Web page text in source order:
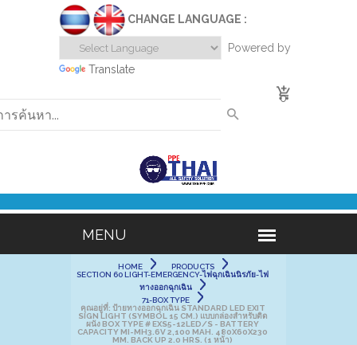
CHANGE LANGUAGE :
Powered by
Translate
0
HOME
PRODUCTS
SECTION 60 LIGHT-EMERGENCY-ไฟฉุกเฉินนิรภัย-ไฟ
ทางออกฉุกเฉิน
71-BOX TYPE
คุณอยู่ที่: ป้ายทางออกฉุกเฉิน STANDARD LED EXIT
SIGN LIGHT (SYMBOL 15 CM.) แบบกล่องสำหรับติด
ผนัง BOX TYPE # EXS5-12LED/S - BATTERY
CAPACITY MI-MH3.6V 2,100 MAH. 480X60X230
MM. BACK UP 2.0 HRS. (1 หน้า)